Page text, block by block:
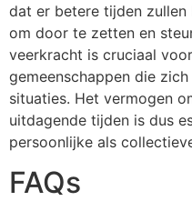
dat er betere tijden zullen
om door te zetten en
veerkracht is cruciaal
gemeenschappen die
situaties. Het vermogen
uitdagende tijden is dus
persoonlijke als
FAQs